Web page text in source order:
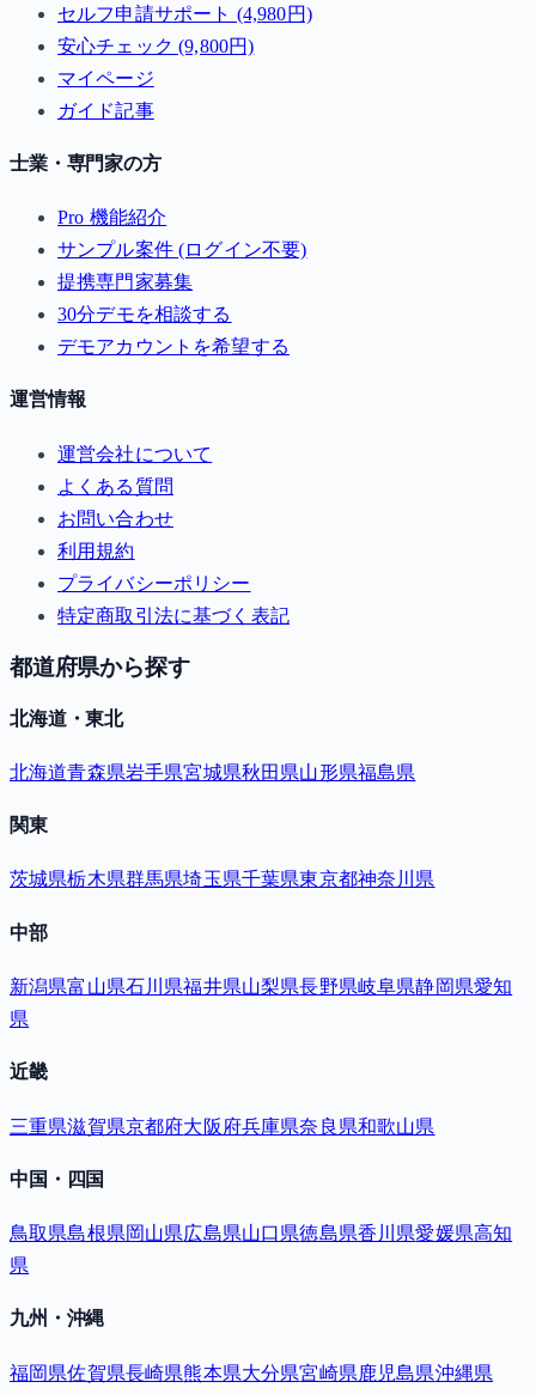
セルフ申請サポート (4,980円)
安心チェック (9,800円)
マイページ
ガイド記事
士業・専門家の方
Pro 機能紹介
サンプル案件 (ログイン不要)
提携専門家募集
30分デモを相談する
デモアカウントを希望する
運営情報
運営会社について
よくある質問
お問い合わせ
利用規約
プライバシーポリシー
特定商取引法に基づく表記
都道府県から探す
北海道・東北
北海道青森県岩手県宮城県秋田県山形県福島県
関東
茨城県栃木県群馬県埼玉県千葉県東京都神奈川県
中部
新潟県富山県石川県福井県山梨県長野県岐阜県静岡県愛知
県
近畿
三重県滋賀県京都府大阪府兵庫県奈良県和歌山県
中国・四国
鳥取県島根県岡山県広島県山口県徳島県香川県愛媛県高知
県
九州・沖縄
福岡県佐賀県長崎県熊本県大分県宮崎県鹿児島県沖縄県